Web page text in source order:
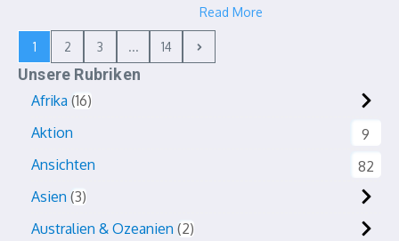
Read More
1 2 3 ... 14
Unsere Rubriken
Afrika 16
Aktion
9
Ansichten
82
Asien 3
Australien & Ozeanien 2